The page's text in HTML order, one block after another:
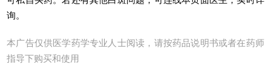
询。
本广告仅供医学药学专业人士阅读，请按药品说明书或者在药师
指导下购买和使用